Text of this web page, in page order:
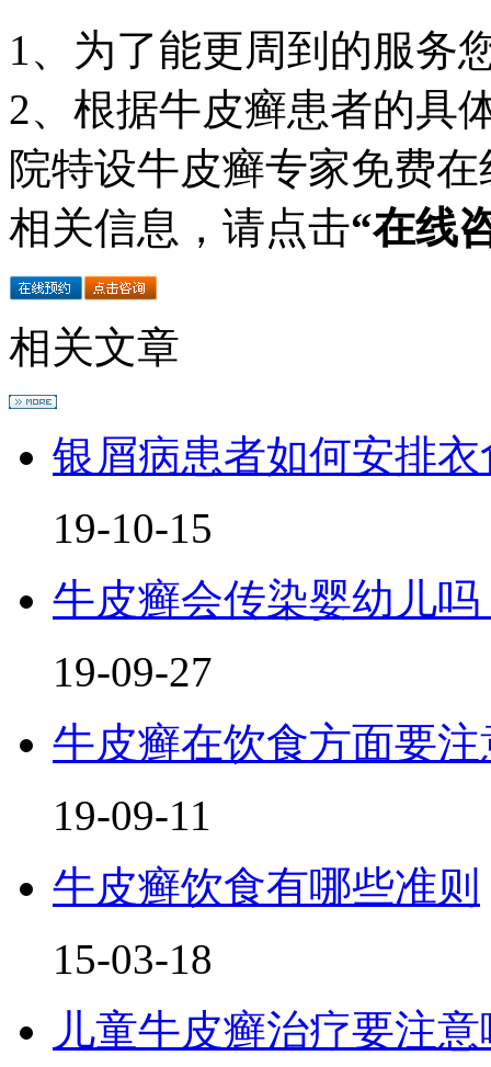
1、为了能更周到的服务
2、根据牛皮癣患者的具
院特设牛皮癣专家免费
相关信息，请点击“在线
相关文章
银屑病患者如何安排
19-10-15
牛皮癣会传染婴幼儿
19-09-27
牛皮癣在饮食方面要
19-09-11
牛皮癣饮食有哪些准则
15-03-18
儿童牛皮癣治疗要注